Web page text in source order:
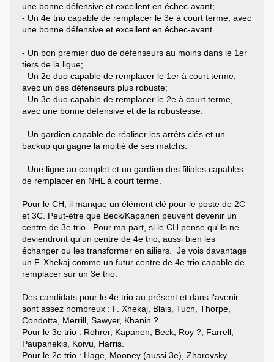
une bonne défensive et excellent en échec-avant;
- Un 4e trio capable de remplacer le 3e à court terme, avec
une bonne défensive et excellent en échec-avant.
- Un bon premier duo de défenseurs au moins dans le 1er
tiers de la ligue;
- Un 2e duo capable de remplacer le 1er à court terme,
avec un des défenseurs plus robuste;
- Un 3e duo capable de remplacer le 2e à court terme,
avec une bonne défensive et de la robustesse.
- Un gardien capable de réaliser les arrêts clés et un
backup qui gagne la moitié de ses matchs.
- Une ligne au complet et un gardien des filiales capables
de remplacer en NHL à court terme.
Pour le CH, il manque un élément clé pour le poste de 2C
et 3C. Peut-être que Beck/Kapanen peuvent devenir un
centre de 3e trio. Pour ma part, si le CH pense qu'ils ne
deviendront qu'un centre de 4e trio, aussi bien les
échanger ou les transformer en ailiers. Je vois davantage
un F. Xhekaj comme un futur centre de 4e trio capable de
remplacer sur un 3e trio.
Des candidats pour le 4e trio au présent et dans l'avenir
sont assez nombreux : F. Xhekaj, Blais, Tuch, Thorpe,
Condotta, Merrill, Sawyer, Khanin ?
Pour le 3e trio : Rohrer, Kapanen, Beck, Roy ?, Farrell,
Paupanekis, Koivu, Harris.
Pour le 2e trio : Hage, Mooney (aussi 3e), Zharovsky.